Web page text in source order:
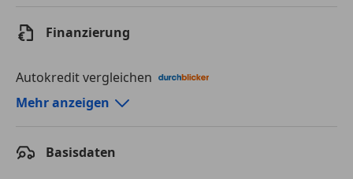
Finanzierung
Autokredit vergleichen
Autokredit-Rechner von durchblicker.at
Mehr anzeigen
Basisdaten